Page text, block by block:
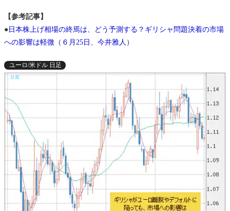
【参考記事】
● 日本株上げ相場の終焉は、どう予測する？ギリシャ問題決着の市場
への影響は軽微（６月25日、今井雅人）
ユーロ/米ドル 日足